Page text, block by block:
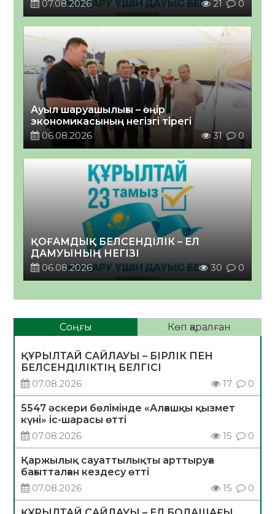
07.08.2026
21 0
Ауыл шаруашылығы – өңір
экономикасының негізгі тірегі
06.08.2026
31 0
ҚОҒАМДЫҚ БЕЛСЕНДІЛІК – ЕЛ
ДАМУЫНЫҢ НЕГІЗІ
06.08.2026
30 0
Соңғы Көп қаралған
ҚҰРЫЛТАЙ САЙЛАУЫ – БІРЛІК ПЕН
БЕЛСЕНДІЛІКТІҢ БЕЛГІСІ
07.08.2026
17 0
5547 әскери бөлімінде «Алғашқы қызмет
күні» іс-шарасы өтті
07.08.2026
15 0
Қаржылық сауаттылықты арттыруға
бағытталған кездесу өтті
07.08.2026
15 0